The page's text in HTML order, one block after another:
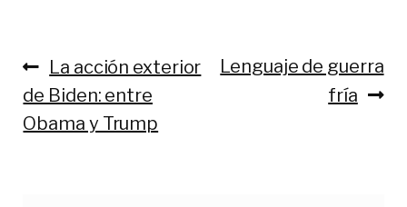
Navegación
de
entradas
Anterior:
La acción exterior
de Biden: entre
Obama y Trump
Siguiente:
Lenguaje de guerra
fría